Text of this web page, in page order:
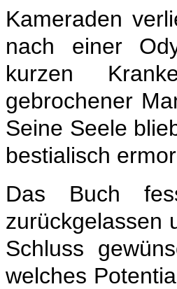
Kameraden
nach einer
kurzen
gebrochener
Seine Seele
bestialisch
Das Buch
zurückgelassen
Schluss
welches